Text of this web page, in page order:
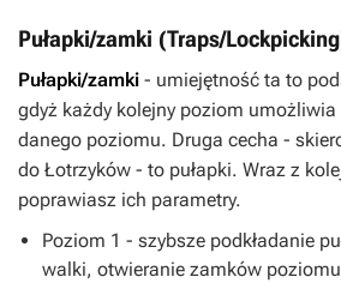
Pułapki/zamki (Traps/
Pułapki/zamki - umiejętność ta to
gdyż każdy kolejny poziom
danego poziomu. Druga cecha -
do Łotrzyków - to pułapki. Wraz z
poprawiasz ich parametry.
Poziom 1 - szybsze podkładanie
walki, otwieranie zamków